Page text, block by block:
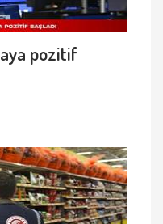
pozitif